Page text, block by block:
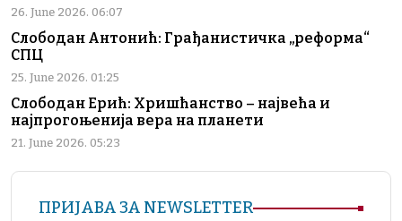
26. June 2026. 06:07
Слободан Антонић: Грађанистичка „реформа“
СПЦ
25. June 2026. 01:25
Слободан Ерић: Хришћанство – највећа и
најпрогоњенија вера на планети
21. June 2026. 05:23
ПРИЈАВА ЗА NEWSLETTER